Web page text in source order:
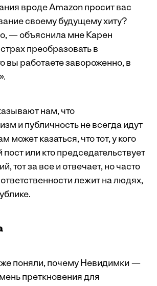
вроде Amazon просит вас
своему будущему хиту?
— объяснила мне Карен
преобразовать в
вы работаете завороженно, в
нам, что
и публичность не всегда идут
может казаться, что тот, у кого
или кто председательствует
тот за все и отвечает, но часто
лежит на людях,
поняли, почему Невидимки —
преткновения для